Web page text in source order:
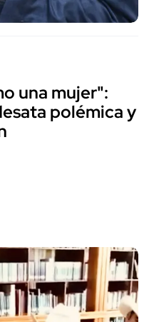
una mujer":
polémica y